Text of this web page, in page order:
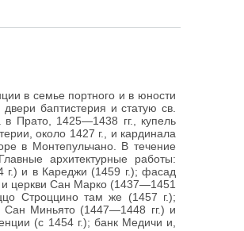
в семье портного и в юности
баптистерия и статую св.
Прато, 1425—1438 гг., купель
около 1427 г., и кардинала
в Монтепульчано. В течение
архитектурные работы:
и в Кареджи (1459 г.); фасад
и церкви Сан Марко (1437—1451
Строццино там же (1457 г.);
Сан Миньято (1447—1448 гг.) и
(с 1454 г.); банк Медичи и,